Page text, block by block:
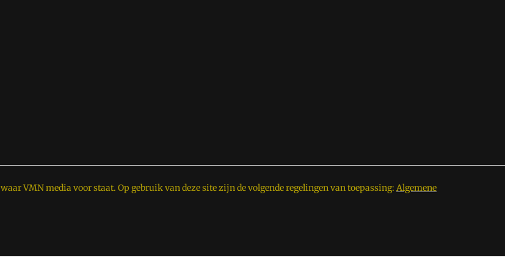
waar VMN media voor staat. Op gebruik van deze site zijn de volgende regelingen van toepassing: Algemene